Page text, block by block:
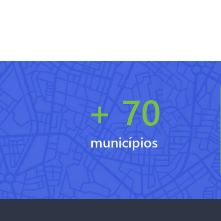
+ 70
municípios